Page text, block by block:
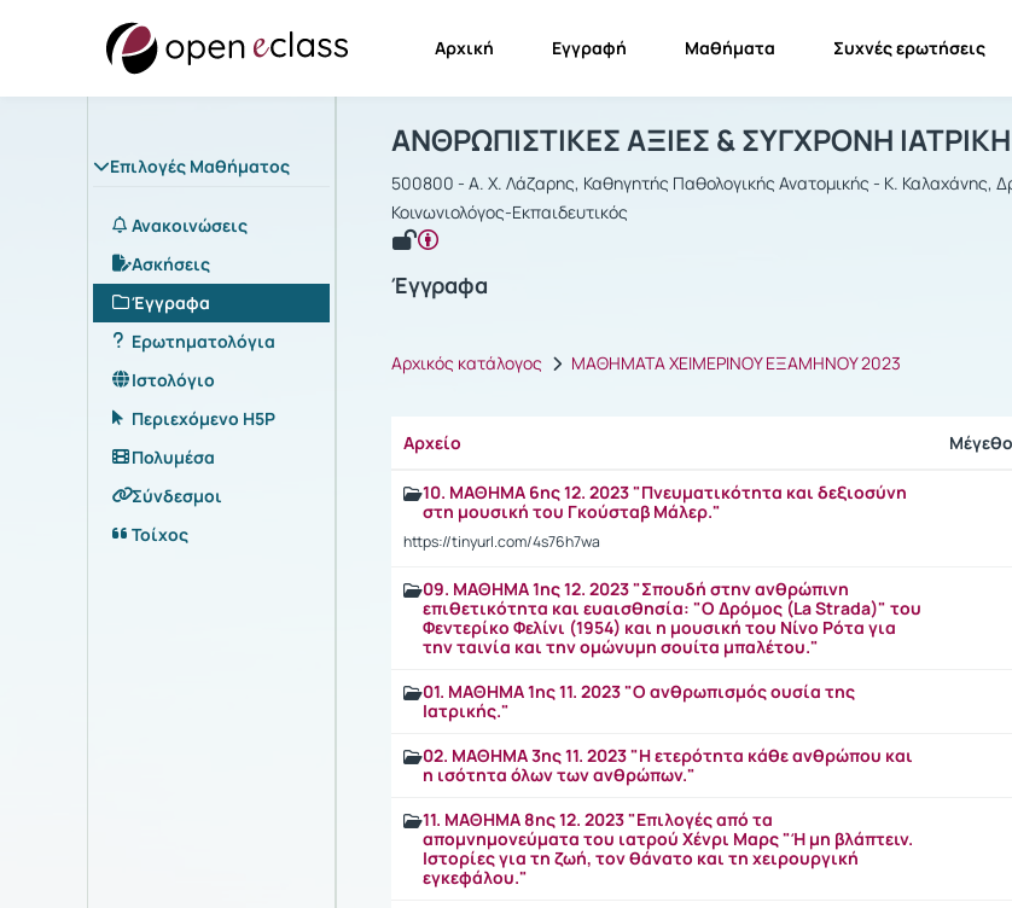
Αρχική Εγγραφή Μαθήματα Συχνές ερωτήσεις
Επιλογές Μαθήματος
Ανακοινώσεις
Ασκήσεις
Έγγραφα
Ερωτηματολόγια
Ιστολόγιο
Περιεχόμενο H5P
Πολυμέσα
Σύνδεσμοι
Τοίχος
Μάθημα : ΑΝΘΡΩΠΙΣΤΙΚΕΣ ΑΞΙΕΣ & ΣΥΓΧΡΟΝΗ
ΑΝΘΡΩΠΙΣΤΙΚΕΣ ΑΞΙΕΣ & ΣΥΓΧΡΟΝΗ
500800 - Α. Χ. Λάζαρης, Καθηγητής Παθολογικής Ανατομικής - Κ. Καλαχάνης,
Κοινωνιολόγος-Εκπαιδευτικός
Έγγραφα
Αρχικός κατάλογος ΜΑΘΗΜΑΤΑ ΧΕΙΜΕΡΙΝΟΥ ΕΞΑΜΗΝΟΥ 2023
Αρχείο
10. MΑΘΗΜΑ 6ης 12. 2023 "Πνευματικότητα και δεξιοσύνη
στη μουσική του Γκούσταβ Μάλερ."
https://tinyurl.com/4s76h7wa
09. ΜΑΘΗΜΑ 1ης 12. 2023 "Σπουδή στην ανθρώπινη
επιθετικότητα και ευαισθησία: "O Δρόμος (La Strada)" του
Φεντερίκο Φελίνι (1954) και η μουσική του Νίνο Ρότα για
την ταινία και την ομώνυμη σουίτα μπαλέτου."
01. MAΘΗΜΑ 1ης 11. 2023 "Ο ανθρωπισμός ουσία της
Ιατρικής."
02. ΜΑΘΗΜΑ 3ης 11. 2023 "Η ετερότητα κάθε ανθρώπου και
η ισότητα όλων των ανθρώπων."
11. MAΘΗΜΑ 8ης 12. 2023 "Επιλογές από τα
απομνημονεύματα του ιατρού Χένρι Μαρς "Ή μη βλάπτειν.
Ιστορίες για τη ζωή, τον θάνατο και τη χειρουργική
εγκεφάλου."